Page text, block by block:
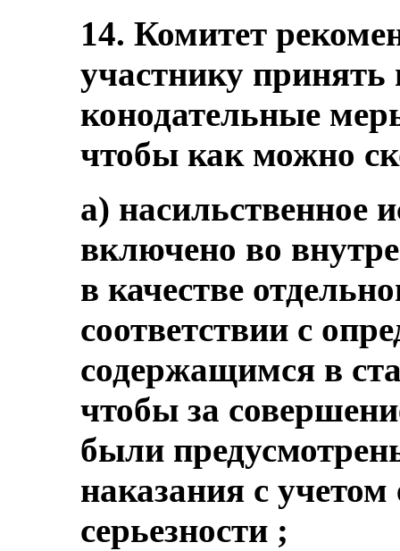
14. Комитет
участнику принять
конодательные
чтобы как можно
a) насильственное
включено во
в качестве
соответствии с
содержащимся в
чтобы за
были
наказания с
серьезности ;